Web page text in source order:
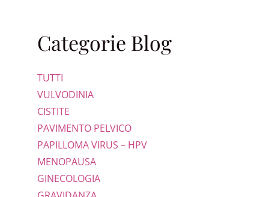
Categorie Blog
TUTTI
VULVODINIA
CISTITE
PAVIMENTO PELVICO
PAPILLOMA VIRUS – HPV
MENOPAUSA
GINECOLOGIA